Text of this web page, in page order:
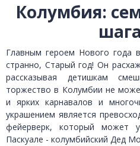
Колумбия:
Главным героем Нового года
странно, Старый год! Он
рассказывая детишкам
торжество в Колумбии не
и ярких карнавалов и
украшением является
фейерверк, который может
Паскуале - колумбийский Дед